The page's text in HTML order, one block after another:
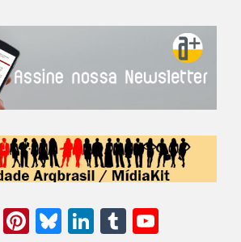
Instagram
Pinterest
Bluesky
LinkedIn
Tumblr